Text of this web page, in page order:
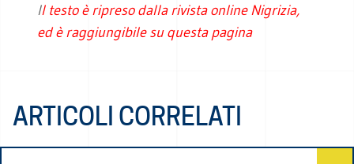
Il testo è ripresodalla rivista online Nigrizia,
ed è raggiungibile su questa pagina
ARTICOLI CORRELATI